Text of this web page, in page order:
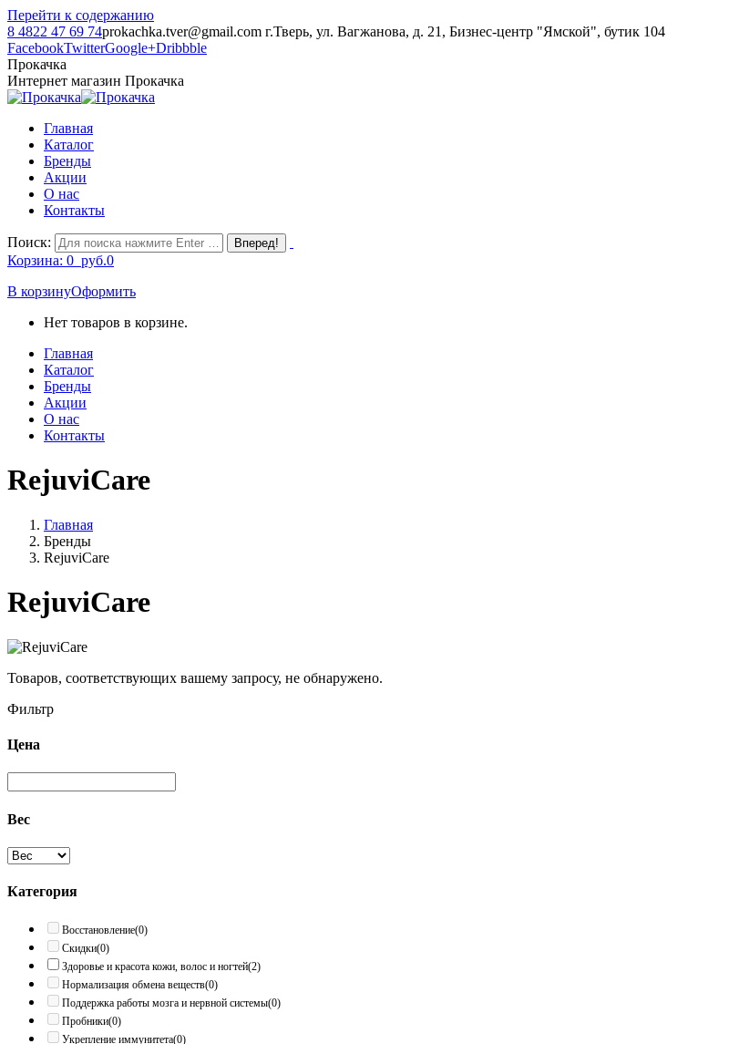
Перейти к содержанию
8 4822 47 69 74prokachka.tver@gmail.com г.Тверь, ул. Вагжанова, д. 21, Бизнес-центр "Ямской", бутик 104
FacebookTwitterGoogle+Dribbble
Прокачка
Интернет магазин Прокачка
Главная
Каталог
Бренды
Акции
О нас
Контакты
Поиск:
Корзина: 0 руб.0
В корзинуОформить
Нет товаров в корзине.
Главная
Каталог
Бренды
Акции
О нас
Контакты
RejuviCare
Главная
Бренды
RejuviCare
RejuviCare
Товаров, соответствующих вашему запросу, не обнаружено.
Фильтр
Цена
Вес
Категория
Восстановление(0)
Скидки(0)
Здоровье и красота кожи, волос и ногтей(2)
Нормализация обмена веществ(0)
Поддержка работы мозга и нервной системы(0)
Пробники(0)
Укрепление иммунитета(0)